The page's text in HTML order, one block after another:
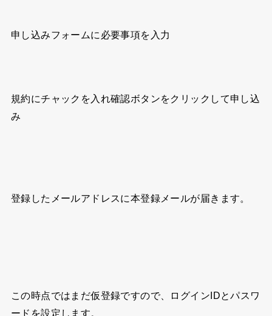
申し込みフォームに必要事項を入力
規約にチャックを入れ確認ボタンをクリックして申し込
み
登録したメールアドレスに本登録メールが届きます。
この時点ではまだ仮登録ですので、ログインIDとパスワ
ードを設定します。